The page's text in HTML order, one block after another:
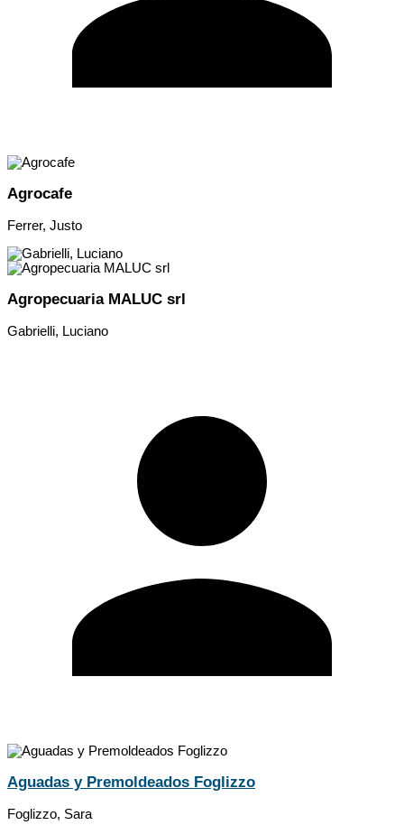
Agrocafe
Ferrer, Justo
Agropecuaria MALUC srl
Gabrielli, Luciano
Aguadas y Premoldeados Foglizzo
Foglizzo, Sara